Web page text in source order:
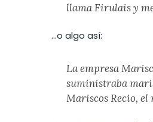
llama Firulais y
…o algo así:
La empresa
suministraba
Mariscos Recio,